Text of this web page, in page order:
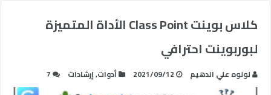
كلاس بوينت Class Point الأداة المتميزة
لبوربوينت احترافي
لولوه علي الدهيم 2021/09/12 أدوات,إرشادات 7